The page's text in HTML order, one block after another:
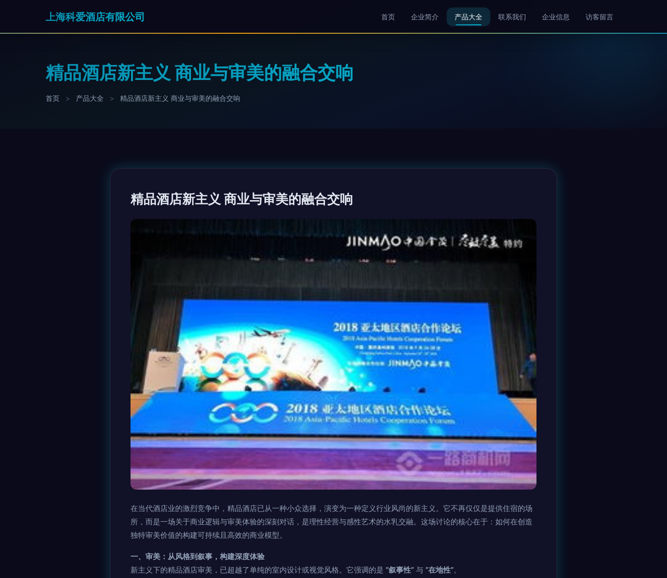
上海科爱酒店有限公司 首页 企业简介 产品大全 联系我们 企业信息 访客留言
精品酒店新主义 商业与审美的融合交响
首页 > 产品大全 > 精品酒店新主义 商业与审美的融合交响
精品酒店新主义 商业与审美的融合交响
在当代酒店业的激烈竞争中，精品酒店已从一种小众选择，演变为一种定义行业风尚的新主义。它不再仅仅是提供住宿的场
所，而是一场关于商业逻辑与审美体验的深刻对话，是理性经营与感性艺术的水乳交融。这场讨论的核心在于：如何在创造
独特审美价值的构建可持续且高效的商业模型。
一、审美：从风格到叙事，构建深度体验
新主义下的精品酒店审美，已超越了单纯的室内设计或视觉风格。它强调的是 “叙事性” 与 “在地性”。